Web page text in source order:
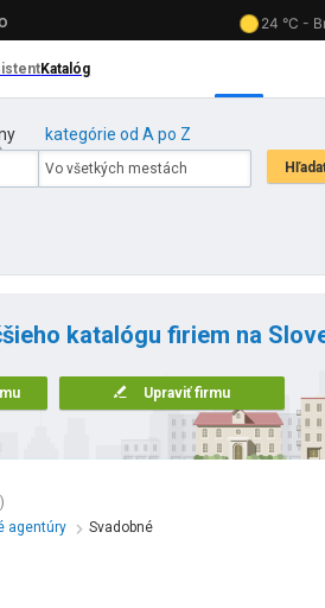
kategórie od A po Z
katalógu firiem na
Upraviť firmu
agentúry
Svadobné